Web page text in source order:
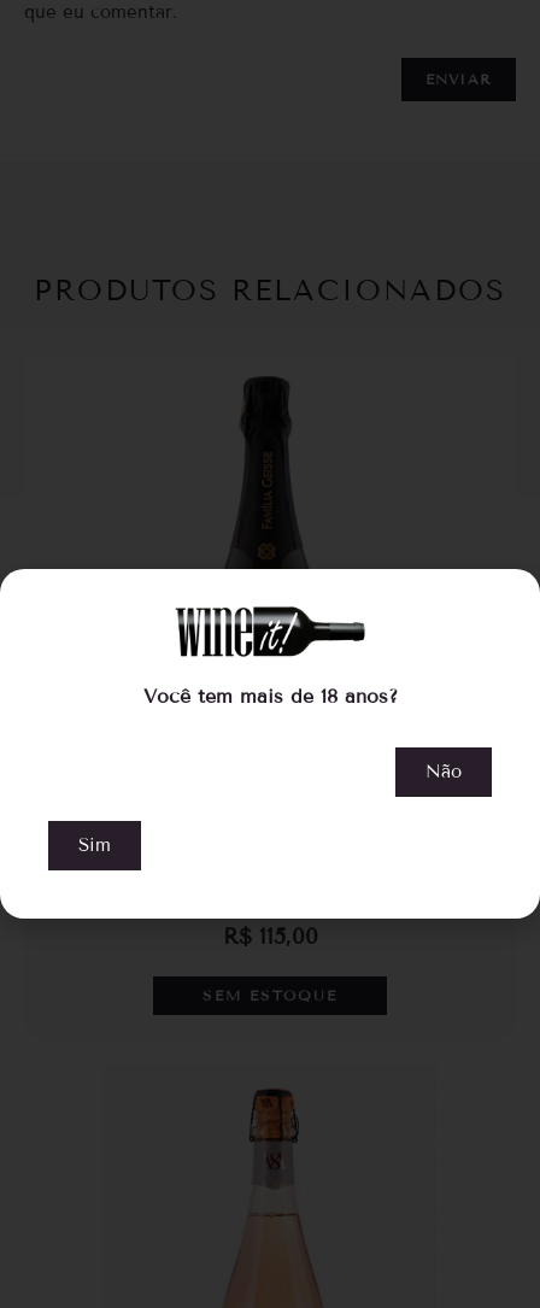
que eu comentar.
PRODUTOS RELACIONADOS
R$115,00
SEM ESTOQUE
Você tem mais de 18 anos?
Não
Sim